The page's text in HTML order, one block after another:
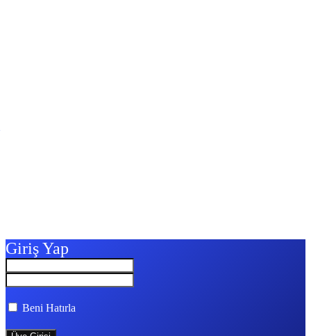
Giriş Yap
Beni Hatırla